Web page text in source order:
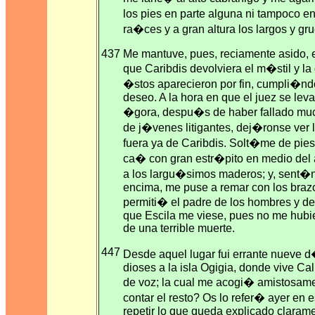
los pies en parte alguna ni tampoco
ra�ces y a gran altura los largos y
437 Me mantuve, pues, reciamente asido,
que Caribdis devolviera el m�stil y la
�stos aparecieron por fin,
deseo. A la hora en que el juez se
�gora, despu�s de haber fallado
de j�venes litigantes, dej�ronse ver
fuera ya de Caribdis. Solt�me de
ca� con gran estr�pito en medio del
a los largu�simos maderos; y,
encima, me puse a remar con los
permiti� el padre de los hombres y
que Escila me viese, pues no me
de una terrible muerte.
447 Desde aquel lugar fui errante
dioses a la isla Ogigia, donde vive
de voz; la cual me acogi�
contar el resto? Os lo refer� ayer en
repetir lo que queda explicado